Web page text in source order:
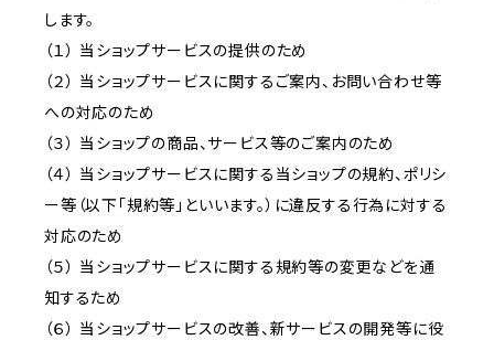
します。
（１） 当ショップサービスの提供のため
（２） 当ショップサービスに関するご案内、お問い合わせ等
への対応のため
（３） 当ショップの商品、サービス等のご案内のため
（４） 当ショップサービスに関する当ショップの規約、ポリシ
ー等（以下「規約等」といいます。）に違反する行為に対する
対応のため
（５） 当ショップサービスに関する規約等の変更などを通
知するため
（６） 当ショップサービスの改善、新サービスの開発等に役